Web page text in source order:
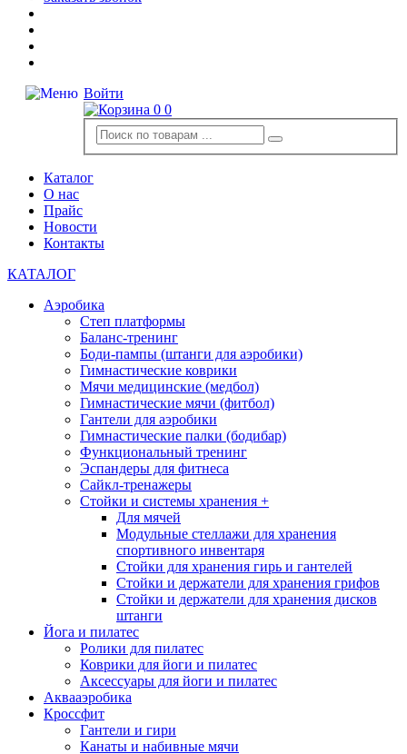
Войти
0 0
Каталог
О нас
Прайс
Новости
Контакты
КАТАЛОГ
Аэробика
Степ платформы
Баланс-тренинг
Боди-пампы (штанги для аэробики)
Гимнастические коврики
Мячи медицинские (медбол)
Гимнастические мячи (фитбол)
Гантели для аэробики
Гимнастические палки (бодибар)
Функциональный тренинг
Эспандеры для фитнеса
Сайкл-тренажеры
Стойки и системы хранения +
Для мячей
Модульные стеллажи для хранения
спортивного инвентаря
Стойки для хранения гирь и гантелей
Стойки и держатели для хранения грифов
Стойки и держатели для хранения дисков
штанги
Йога и пилатес
Ролики для пилатес
Коврики для йоги и пилатес
Аксессуары для йоги и пилатес
Аквааэробика
Кроссфит
Гантели и гири
Канаты и набивные мячи